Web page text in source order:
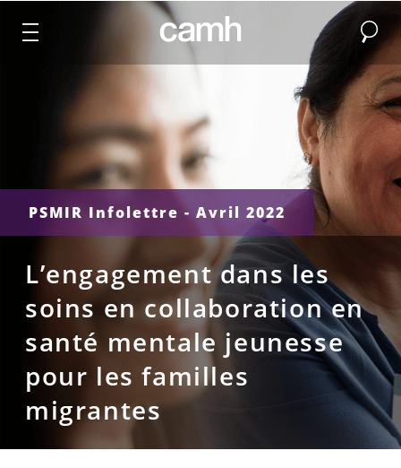
CAMH logo
PSMIR Infolettre - Avril 2022
L’engagement dans les
soins en collaboration en
santé mentale jeunesse
pour les familles
migrantes